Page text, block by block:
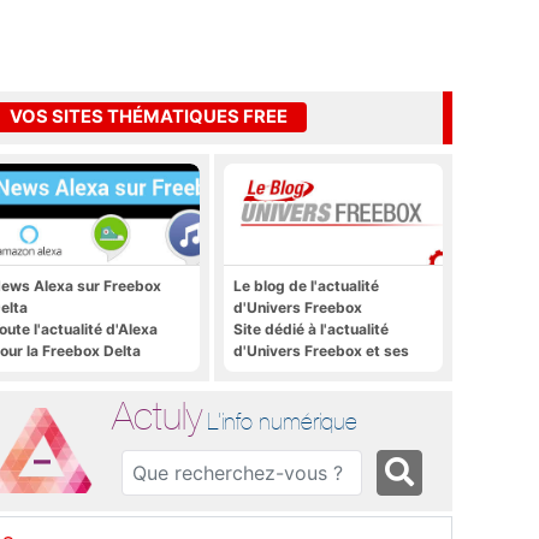
VOS SITES THÉMATIQUES FREE
Alexa sur Freebox
l'actualité d'Alexa
la Freebox Delta
Le blog de l'actualité
d'Univers Freebox
Site dédié à l'actualité
d'Univers Freebox et ses
thématiques Actuly, à
Freezone, etc.
Actuly L'info numérique